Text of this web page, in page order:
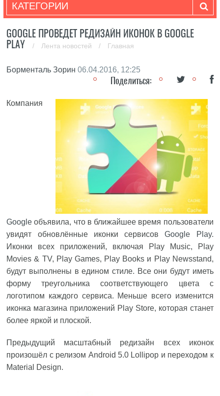
КАТЕГОРИИ
GOOGLE ПРОВЕДЕТ РЕДИЗАЙН ИКОНОК В GOOGLE
PLAY
/ Лента новостей / Главная
Борменталь Зорин 06.04.2016, 12:25
Поделиться:
Компания
Google объявила, что в ближайшее время пользователи
увидят обновлённые иконки сервисовGoogle Play.
Иконки всех приложений, включая Play Music, Play
Movies & TV, Play Games, Play Books и Play Newsstand,
будут выполнены в едином стиле. Все они будут иметь
форму треугольника соответствующего цвета с
логотипом каждого сервиса. Меньше всего изменится
иконка магазина приложений Play Store, которая станет
более яркой и плоской.
Предыдущий масштабный редизайн всех иконок
произошёл с релизом Android 5.0 Lollipop и переходом к
Material Design.